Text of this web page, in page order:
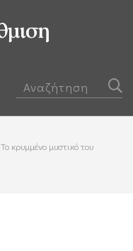
Το κρυμμένο μυστικό του